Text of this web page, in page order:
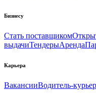
Бизнесу
Стать поставщиком
выдачиТендерыАренда
Карьера
ВакансииВодитель-курьер